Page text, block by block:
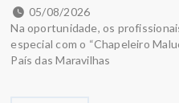
05/08/2026
Na oportunidade, os
especial com o “Chapeleiro
País das Maravilhas